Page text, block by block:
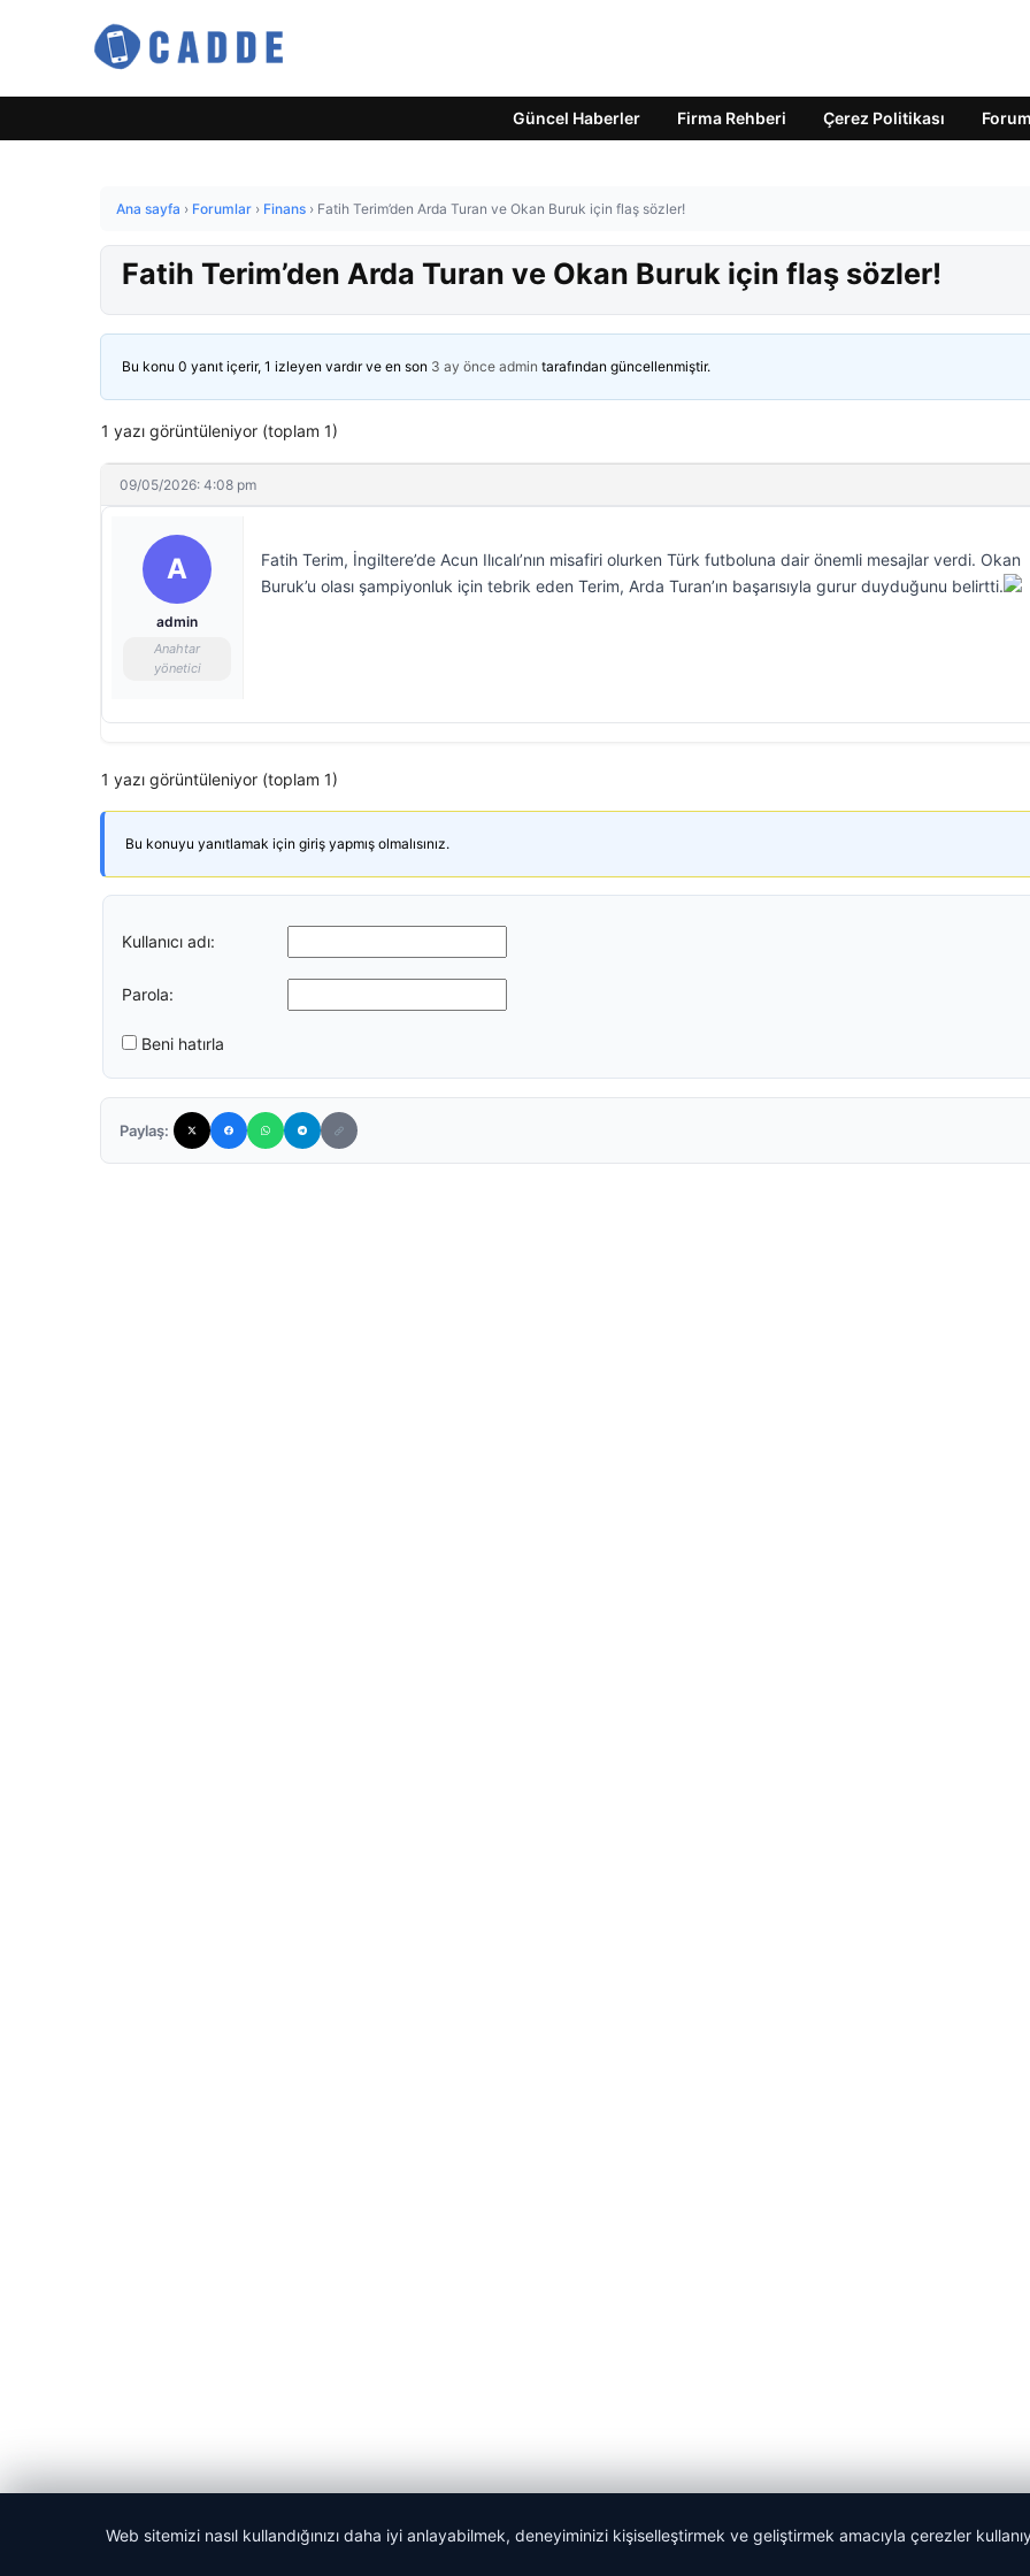
Güncel Haberler Firma Rehberi Çerez Politikası Forum
Ana sayfa › Forumlar › Finans › Fatih Terim’den Arda Turan ve Okan Buruk için flaş sözler!
Fatih Terim’den Arda Turan ve Okan Buruk için flaş sözler!
Bu konu 0 yanıt içerir, 1 izleyen vardır ve en son 3 ay önce admin tarafından güncellenmiştir.
1 yazı görüntüleniyor (toplam 1)
09/05/2026: 4:08 pm
A
admin
Anahtar
yönetici
Fatih Terim, İngiltere’de Acun Ilıcalı’nın misafiri olurken Türk futboluna dair önemli mesajlar verdi. Okan
Buruk’u olası şampiyonluk için tebrik eden Terim, Arda Turan’ın başarısıyla gurur duyduğunu belirtti.
1 yazı görüntüleniyor (toplam 1)
Bu konuyu yanıtlamak için giriş yapmış olmalısınız.
Kullanıcı adı:
Parola:
Beni hatırla
Paylaş:
Web sitemizi nasıl kullandığınızı daha iyi anlayabilmek, deneyiminizi kişiselleştirmek ve geliştirmek amacıyla çerezler